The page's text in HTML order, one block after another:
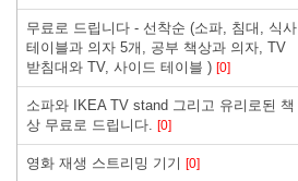
무료로 드립니다 - 선착순 (소파, 침대, 식사
테이블과 의자 5개, 공부 책상과 의자, TV
받침대와 TV, 사이드 테이블 ) [0]
소파와 IKEA TV stand 그리고 유리로된 책
상 무료로 드립니다. [0]
영화 재생 스트리밍 기기 [0]